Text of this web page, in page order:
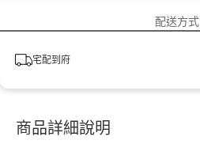
配送方式
宅配到府
商品詳細說明